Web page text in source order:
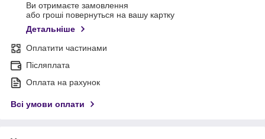
Ви отримаєте замовлення
або гроші повернуться на вашу картку
Детальніше
Оплатити частинами
Післяплата
Оплата на рахунок
Всі умови оплати